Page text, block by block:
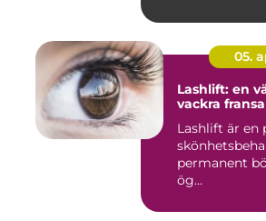
05.
Lashlift: en
vackra
Lashlift är en
permanent
ög...